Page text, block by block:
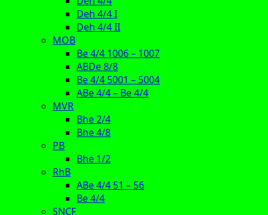
Deh 4/4 I
Deh 4/4 II
MOB
Be 4/4 1006 – 1007
ABDe 8/8
Be 4/4 5001 – 5004
ABe 4/4 – Be 4/4
MVR
Bhe 2/4
Bhe 4/8
PB
Bhe 1/2
RhB
ABe 4/4 51 – 56
Be 4/4
SNCF